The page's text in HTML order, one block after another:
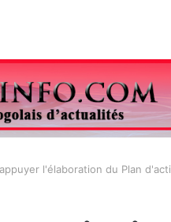
l'élaboration du Plan